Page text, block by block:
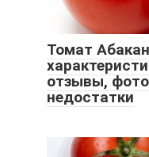
Томат
отзывы,
недостатки